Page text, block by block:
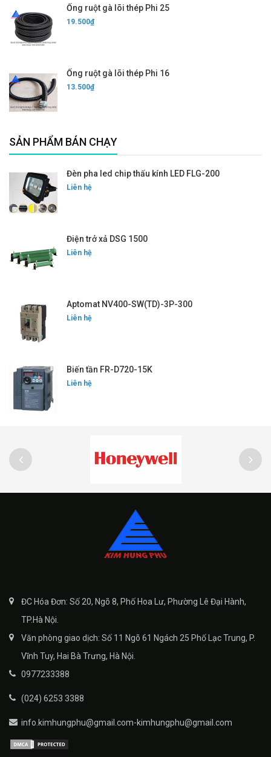
Ống ruột gà lõi thép Phi 25
19.500₫
Ống ruột gà lõi thép Phi 16
13.500₫
SẢN PHẨM BÁN CHẠY
Đèn pha led chip thấu kính LED FLG-200
Liên hệ
Điện trở xả DSG 1500
Liên hệ
Aptomat NV400-SW(TD)-3P-300
Liên hệ
Biến tần FR-D720-15K
Liên hệ
ĐC Hóa Đơn: Số 20, Ngõ 8, Phố Hoa Lư, Phường Lê Đại Hành,
TP.Hà Nội.
Văn phòng giao dịch: Số 11 Ngõ 61 Ngách 25 Phố Lạc Trung, P.
Vĩnh Tuy, Hai Bà Trưng, Hà Nội.
0977233388
(024) 6253 3388
info.kimhungphu@gmail.com-kimhungphu@gmail.com